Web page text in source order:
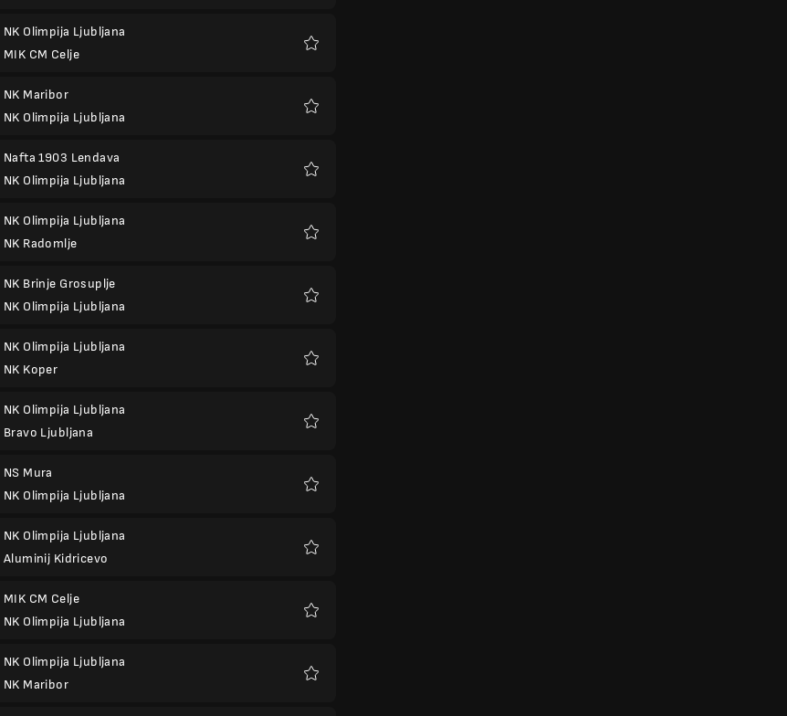
NK Olimpija Ljubljana
MIK CM Celje
NK Maribor
NK Olimpija Ljubljana
Nafta 1903 Lendava
NK Olimpija Ljubljana
NK Olimpija Ljubljana
NK Radomlje
NK Brinje Grosuplje
NK Olimpija Ljubljana
NK Olimpija Ljubljana
NK Koper
NK Olimpija Ljubljana
Bravo Ljubljana
NS Mura
NK Olimpija Ljubljana
NK Olimpija Ljubljana
Aluminij Kidricevo
MIK CM Celje
NK Olimpija Ljubljana
NK Olimpija Ljubljana
NK Maribor